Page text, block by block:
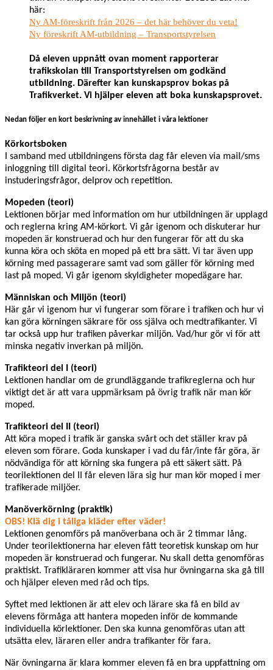
här:
Ny AM-föreskrift från 2026 – det här behöver du veta!
Ny föreskrift AM-utbildning – Transportstyrelsen
Då eleven uppnått ovan moment rapporterar
trafikskolan till Transportstyrelsen om godkänd
utbildning. Därefter kan kunskapsprov bokas på
Trafikverket. Vi hjälper eleven att boka kunskapsprovet.
Nedan följer en kort beskrivning av innehållet i våra lektioner
Körkortsboken
I samband med utbildningens första dag får eleven via mail/sms
inloggning till digital teori. Körkortsfrågorna består av
instuderingsfrågor, delprov och repetition.
Mopeden (teori)
Lektionen börjar med information om hur utbildningen är upplagd
och reglerna kring AM-körkort. Vi går igenom och diskuterar hur
mopeden är konstruerad och hur den fungerar för att du ska
kunna köra och sköta en moped på ett bra sätt. Vi tar även upp
körning med passagerare samt vad som gäller för körning med
last på moped. Vi går igenom skyldigheter mopedägare har.
Människan och Miljön (teori)
Här går vi igenom hur vi fungerar som förare i trafiken och hur vi
kan göra körningen säkrare för oss själva och medtrafikanter. Vi
tar också upp hur trafiken påverkar miljön. Vad/hur gör vi för att
minska negativ inverkan på miljön.
Trafikteori del I (teori)
Lektionen handlar om de grundläggande trafikreglerna och hur
viktigt det är att vara uppmärksam på övrig trafik när man kör
moped.
Trafikteori del II (teori)
Att köra moped i trafik är ganska svårt och det ställer krav på
eleven som förare. Goda kunskaper i vad du får/inte får göra, är
nödvändiga för att körning ska fungera på ett säkert sätt. På
teorilektionen del II får eleven lära sig hur man kör moped i mer
trafikerade miljöer.
Manöverkörning (praktik)
OBS! Klä dig i tåliga kläder efter väder!
Lektionen genomförs på manöverbana och är 2 timmar lång.
Under teorilektionerna har eleven fått teoretisk kunskap om hur
mopeden är konstruerad och fungerar. Nu skall detta genomföras
praktiskt. Trafikläraren kommer att visa hur övningarna ska gå till
och hjälper eleven med råd och tips.
Syftet med lektionen är att elev och lärare ska få en bild av
elevens förmåga att hantera mopeden inför de kommande
individuella körlektioner. Den ska kunna genomföras utan att
utsätta elev, läraren eller andra trafikanter för fara.
När övningarna är klara kommer eleven få en bra uppfattning om